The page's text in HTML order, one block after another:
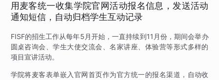
用麦客统一收集学院官网活动报名信息，发送活动
通知短信，自动归档学生互动记录
FISF的招生工作从每年5月开始，一直持续到11月份，期间会举办
圆桌咨询会、学生大使交流会、名家讲座、体验营等形式多样的
项目宣讲活动。
学院将麦客表单嵌入官网首页作为官方统一的报名渠道，自动收